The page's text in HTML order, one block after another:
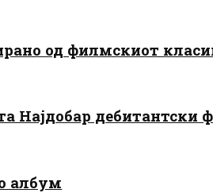
од филмскиот
Најдобар дебитантски
албум